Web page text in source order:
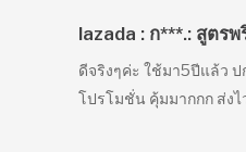
lazada : ก***.: สูตรพ
ดีจริงๆค่ะ ใช้มา5ปีแล้ว
โปรโมชั่น คุ้มมากกก ส่ง